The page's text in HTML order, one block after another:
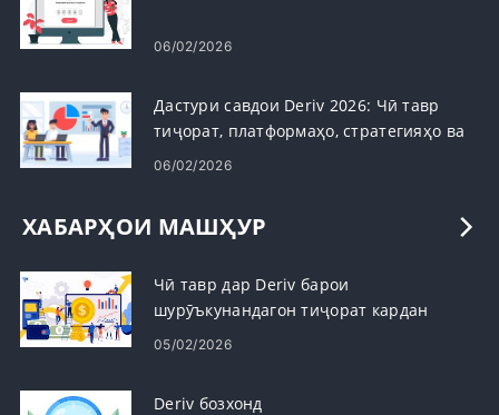
06/02/2026
Дастури савдои Deriv 2026: Чӣ тавр
тиҷорат, платформаҳо, стратегияҳо ва
идоракунии хавфҳо
06/02/2026
ХАБАРҲОИ МАШҲУР
Чӣ тавр дар Deriv барои
шурӯъкунандагон тиҷорат кардан
мумкин аст
05/02/2026
Deriv бозхонд